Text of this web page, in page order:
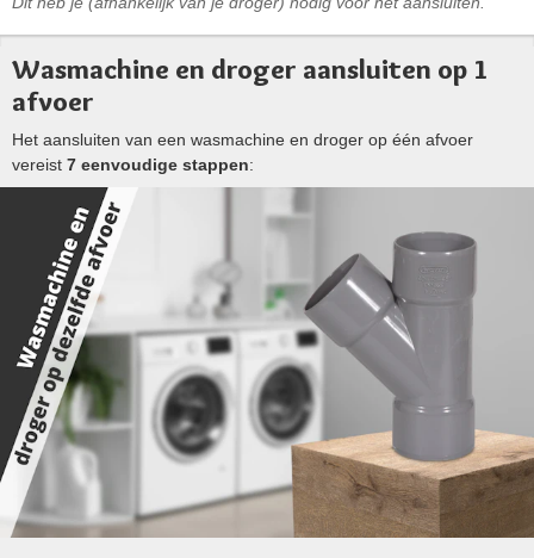
Wasmachine en droger aansluiten op 1
afvoer
Het aansluiten van een wasmachine en droger op één afvoer
vereist 7 eenvoudige stappen: